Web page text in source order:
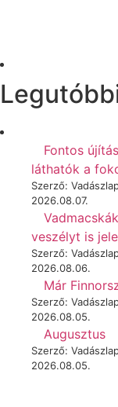
Fontos
láthatók a
Szerző:
2026.08.07.
veszélyt is
Szerző:
2026.08.06.
Már
Szerző:
2026.08.05.
Augusztus
Szerző:
2026.08.05.